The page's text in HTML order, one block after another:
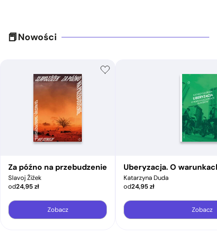
Nowości
Za późno na przebudzenie
Slavoj Žižek
od24,95zł
Zobacz
Uberyzacja. O
Katarzyna Duda
od24,95zł
Zobacz